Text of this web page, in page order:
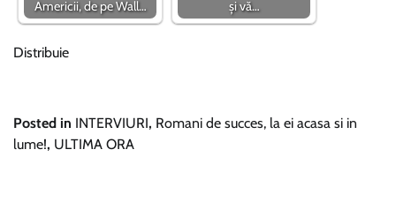
Americii, de pe Wall…
și vă…
Distribuie
Posted in INTERVIURI, Romani de succes, la ei acasa si in
lume!, ULTIMA ORA